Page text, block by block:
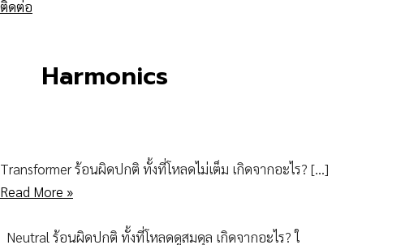
ติดต่อ
Harmonics
Transformer ร้อนผิดปกติ ทั้งที่โหลดไม่เต็ม เกิดจากอะไร? […]
Read More »
Neutral ร้อนผิดปกติ ทั้งที่โหลดดูสมดุล เกิดจากอะไร? ใ